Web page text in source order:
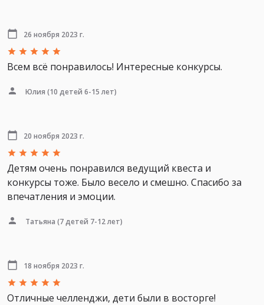
26 ноября 2023 г.
Всем всё понравилось! Интересные конкурсы.
Юлия (10 детей 6-15 лет)
20 ноября 2023 г.
Детям очень понравился ведущий квеста и
конкурсы тоже. Было весело и смешно. Спасибо за
впечатления и эмоции.
Татьяна (7 детей 7-12 лет)
18 ноября 2023 г.
Отличные челленджи, дети были в восторге!